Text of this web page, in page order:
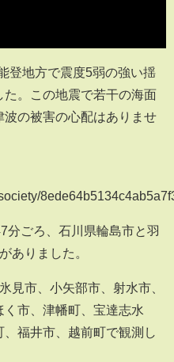
登地方で震度5弱の強い揺
。この地震で若干の海面
の被害の心配はありませ
分ごろ、石川県輪島市と羽
ありました。
見市、小矢部市、射水市、
市、津幡町、宝達志水
福井市、越前町で観測し